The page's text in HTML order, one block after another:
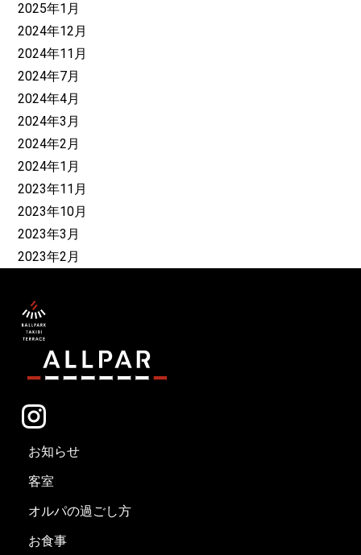
2025年1月
2024年12月
2024年11月
2024年7月
2024年4月
2024年3月
2024年2月
2024年1月
2023年11月
2023年10月
2023年3月
2023年2月
お知らせ
客室
オルパの過ごし方
お食事